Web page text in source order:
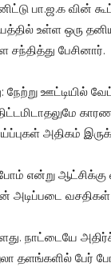
பா.ஜ.க வின்
உள்ள ஒரு
பேசினார்.
நேற்று ஊட்டியில்
அதிகம்
என்று ஆட்சிக்கு
அடிப்படை
நாட்டையே
தளங்களில் பேர்